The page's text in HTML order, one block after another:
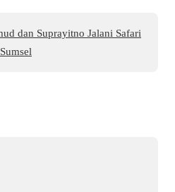
dan Suprayitno Jalani Safari